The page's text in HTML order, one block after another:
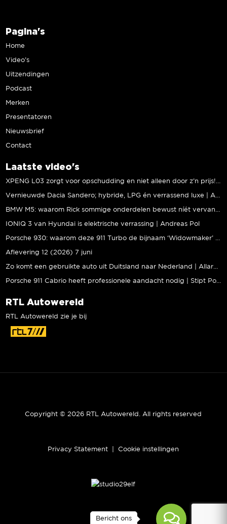
Bericht ons
Pagina's
Home
Video’s
Uitzendingen
Podcast
Merken
Presentatoren
Nieuwsbrief
Contact
Laatste video's
XPENG L03 zorgt voor opschudding en niet alleen door z’n prijs! | Jeroen Mul
Vernieuwde Dacia Sandero; hybride, LPG én verrassend luxe | Andreas Pol
BMW M5: waarom Rick sommige onderdelen bewust níét vervangt | Stipt Polish Point
IONIQ 3 van Hyundai is elektrische verrassing | Andreas Pol
Porsche 930: waarom deze 911 Turbo de bijnaam ‘Widowmaker’ kreeg | Gallery Aaldering
Aflevering 12 (2026) 7 juni
Zo komt een gebruikte auto uit Duitsland naar Nederland | Allard Kalff
Porsche 911 Cabrio heeft professionele aandacht nodig | Stipt Polish Point
RTL Autowereld
RTL Autowereld zie je bij
Copyright © 2026 RTL Autowereld. All rights reserved
Privacy Statement Cookie instellingen